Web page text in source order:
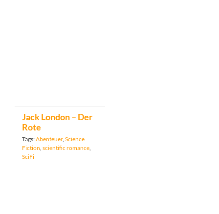
Jack London – Der
Rote
Tags:Abenteuer, Science
Fiction, scientific romance,
SciFi